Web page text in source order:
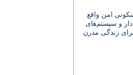
امن واقع
و سیستم‌های
زندگی مدرن